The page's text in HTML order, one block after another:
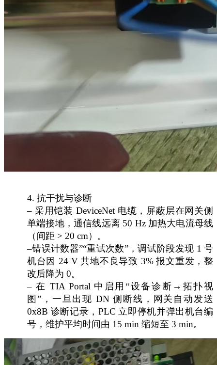
4. 抗干扰与诊断
– 采用铠装 DeviceNet 电缆，屏蔽层在网关侧
单端接地，通信线远离 50 Hz 加热大电流母线
（间距 > 20 cm）。
–错误计数器”“重试次数”，调试阶段发现 1 号
机台因 24 V 共地不良导致 3% 报文重发，整
改后降为 0。
– 在 TIA Portal 中启用“设备诊断→拓扑视
图”，一旦出现 DN 侧断线，网关自动发送
0x8B 诊断记录，PLC 立即停机并弹出机台编
号，维护平均时间由 15 min 缩短至 3 min。